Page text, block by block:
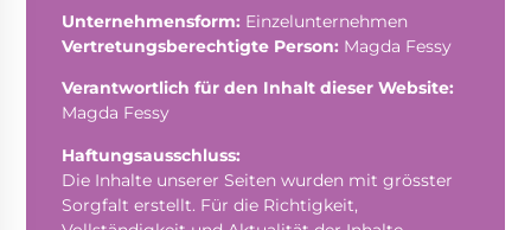
Unternehmensform: Einzelunternehmen
Vertretungsberechtigte Person: Magda Fessy
Verantwortlich für den Inhalt dieser Website:
Magda Fessy
Haftungsausschluss:
Die Inhalte unserer Seiten wurden mit grösster
Sorgfalt erstellt. Für die Richtigkeit,